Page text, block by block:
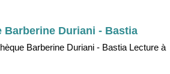
Barberine Duriani - Bastia
Barberine Duriani - Bastia Lecture à